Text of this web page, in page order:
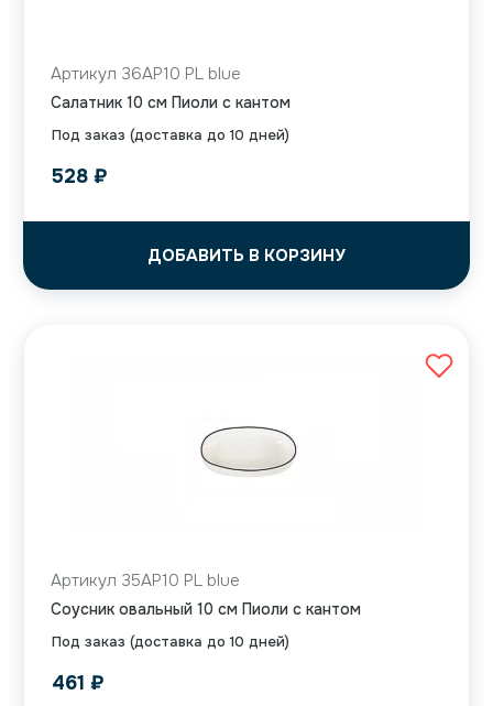
Под заказ (доставка до 10 дней)
Артикул 36AP10 PL blue
Салатник 10 см Пиоли с кантом
528 ₽
ДОБАВИТЬ В КОРЗИНУ
Под заказ (доставка до 10 дней)
Артикул 35AP10 PL blue
Соусник овальный 10 см Пиоли с кантом
461 ₽